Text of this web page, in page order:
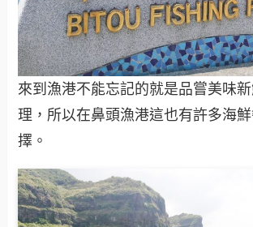
來到漁港不能忘記的就是品嘗美味
理，所以在鼻頭漁港這也有許多海
擇。